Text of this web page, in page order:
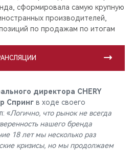
сформировала самую крупную
производителей,
по продажам по итогам
директора CHERY
Спринг в ходе своего
«Логично, что рынок не всегда
нашего бренда
18 лет мы несколько раз
кризисы, но мы продолжаем